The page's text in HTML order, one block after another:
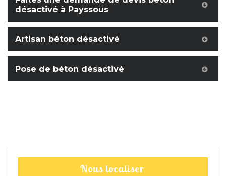
désactivé à Payssous
Artisan béton désactivé
Pose de béton désactivé
Nous localiser